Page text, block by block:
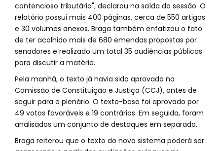
contencioso tributário", declarou na saída da sessão. O
relatório possui mais 400 páginas, cerca de 550 artigos
e 30 volumes anexos. Braga também enfatizou o fato
de ter acolhido mais de 680 emendas propostas por
senadores e realizado um total 35 audiências públicas
para discutir a matéria.
Pela manhã, o texto já havia sido aprovado na
Comissão de Constituição e Justiça (CCJ), antes de
seguir para o plenário. O texto-base foi aprovado por
49 votos favoráveis e 19 contrários. Em seguida, foram
analisados um conjunto de destaques em separado.
Braga reiterou que o texto do novo sistema poderá ser